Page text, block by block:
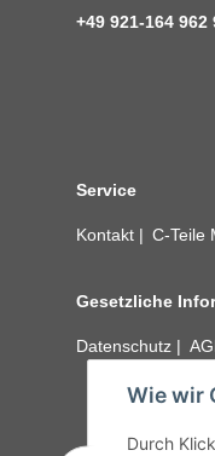
Wie wir
Durch
+49 921-164 962
Service
Kontakt C-Teile
Gesetzliche
Datenschutz